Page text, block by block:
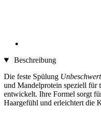
Beschreibung
Die feste Spülung
und Mandelprotein speziell für
entwickelt. Ihre Formel sorgt
Haargefühl und erleichtert die